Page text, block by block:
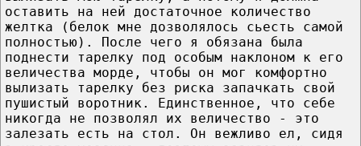
оставить на ней достаточное количество
желтка (белок мне дозволялось сьесть самой
полностью). После чего я обязана была
поднести тарелку под особым наклоном к его
величества морде, чтобы он мог комфортно
вылизать тарелку без риска запачкать свой
пушистый воротник. Единственное, что себе
никогда не позволял их величество - это
залезать есть на стол. Он вежливо ел, сидя